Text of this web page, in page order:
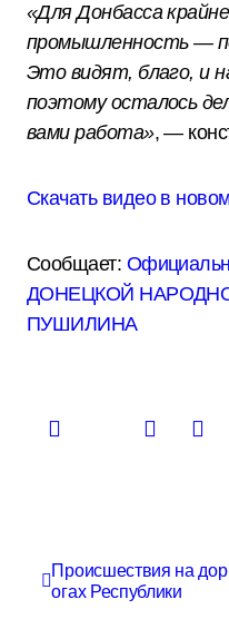
«Для Донбасса
промышленность —
Это видят, благо, и
поэтому осталось
вами работа», —
Скачать видео в
Сообщает:
ДОНЕЦКОЙ
ПУШИЛИНА
в
Происшествия на дор
огах Республики